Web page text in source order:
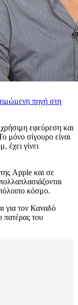
πηγή στη
εφεύρεση και
μόνο σίγουρο είναι
έχει γίνει
Apple και σε
κόσμο.
για τον Καναδό
πατέρας του